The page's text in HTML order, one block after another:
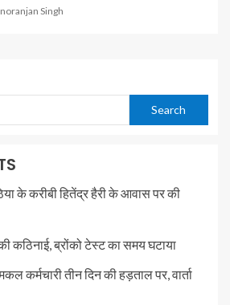
Singh
Search
के करीबी हितेंद्र हैरी के आवास पर की
कठिनाई, ब्रोंको टेस्ट का समय घटाया
कर्मचारी तीन दिन की हड़ताल पर, वार्ता